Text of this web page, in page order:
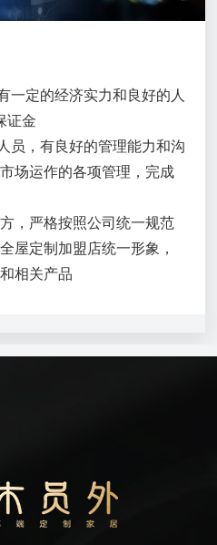
一定的经济实力和良好的人
证金
员，有良好的管理能力和沟
场运作的各项管理，完成
，严格按照公司统一规范
屋定制加盟店统一形象，
相关产品